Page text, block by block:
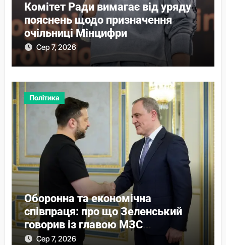
Комітет Ради вимагає від уряду
пояснень щодо призначення
очільниці Мінцифри
Сер 7, 2026
Політика
Оборонна та економічна
співпраця: про що Зеленський
говорив із главою МЗС
Азербайджану
Сер 7, 2026